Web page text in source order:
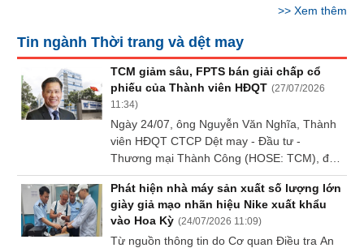
>> Xem thêm
Tin ngành Thời trang và dệt may
TCM giảm sâu, FPTS bán giải chấp cổ
phiếu của Thành viên HĐQT (27/07/2026
11:34)
Ngày 24/07, ông Nguyễn Văn Nghĩa, Thành
viên HĐQT CTCP Dệt may - Đầu tư -
Thương mại Thành Công (HOSE: TCM), đã
bị Chứng khoán FPT (FPTS, HOSE: FTS)
bán giải chấp 128.4 ngàn cp TCM.
Phát hiện nhà máy sản xuất số lượng lớn
giày giả mạo nhãn hiệu Nike xuất khẩu
vào Hoa Kỳ (24/07/2026 11:09)
Từ nguồn thông tin do Cơ quan Điều tra An
Thuật
ngữ
(-)
Đào
tạo